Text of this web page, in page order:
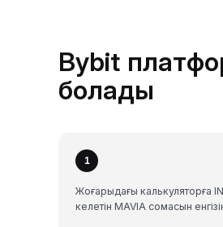
Bybit
болады
1
Жоғарыдағы калькуляторға
келетін MAVIA сомасын